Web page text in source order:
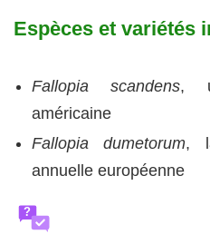
Espèces et variétés
Fallopia scandens,
américaine
Fallopia dumetorum,
annuelle européenne
?